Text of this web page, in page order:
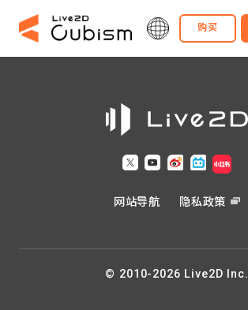
购买
网站导航 隐私政策
© 2010-2026 Live2D Inc.